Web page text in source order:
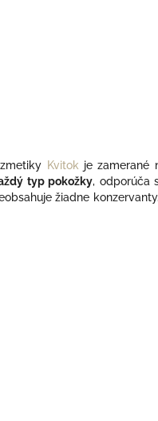
Kvitok je zamerané
typ pokožky, odporúča
žiadne